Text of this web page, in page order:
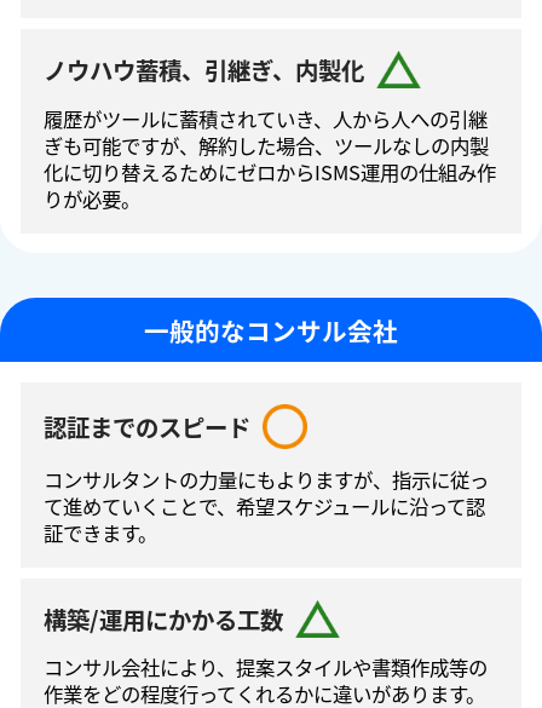
ノウハウ蓄積、引継ぎ、内製化
履歴がツールに蓄積されていき、人から人への引継
ぎも可能ですが、解約した場合、ツールなしの内製
化に切り替えるためにゼロからISMS運⽤の仕組み作
りが必要。
一般的なコンサル会社
認証までのスピード
コンサルタントの⼒量にもよりますが、指⽰に従っ
て進めていくことで、希望スケジュールに沿って認
証できます。
構築/運用にかかる工数
コンサル会社により、提案スタイルや書類作成等の
作業をどの程度⾏ってくれるかに違いがあります。